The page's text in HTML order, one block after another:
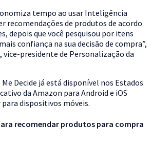
tempo ao usar Inteligência
recomendações de produtos de acordo
depois que você pesquisou por itens
confiança na sua decisão de compra”,
vice-presidente de Personalização da
Decide já está disponível nos Estados
da Amazon para Android e iOS
dispositivos móveis.
recomendar produtos para compra